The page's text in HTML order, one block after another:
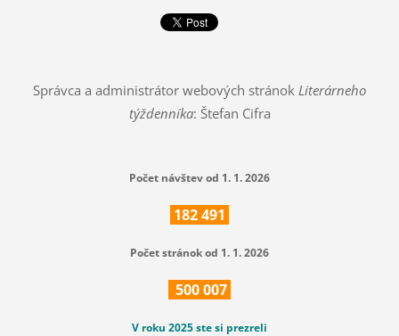
Správca a administrátor webových stránok Literárneho
týždenníka: Štefan Cifra
Počet návštev od 1. 1. 2026
182491
Počet stránok od 1. 1. 2026
500007
V roku 2025 ste si prezreli